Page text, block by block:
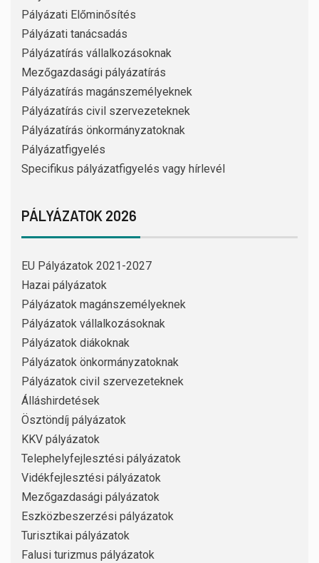
Pályázati Előminősítés
Pályázati tanácsadás
Pályázatírás vállalkozásoknak
Mezőgazdasági pályázatírás
Pályázatírás magánszemélyeknek
Pályázatírás civil szervezeteknek
Pályázatírás önkormányzatoknak
Pályázatfigyelés
Specifikus pályázatfigyelés vagy hírlevél
PÁLYÁZATOK 2026
EU Pályázatok 2021-2027
Hazai pályázatok
Pályázatok magánszemélyeknek
Pályázatok vállalkozásoknak
Pályázatok diákoknak
Pályázatok önkormányzatoknak
Pályázatok civil szervezeteknek
Álláshirdetések
Ösztöndíj pályázatok
KKV pályázatok
Telephelyfejlesztési pályázatok
Vidékfejlesztési pályázatok
Mezőgazdasági pályázatok
Eszközbeszerzési pályázatok
Turisztikai pályázatok
Falusi turizmus pályázatok